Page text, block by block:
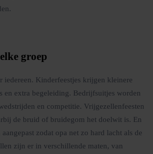
groep
iedereen. Kinderfeestjes krijgen kleinere
en extra begeleiding. Bedrijfsuitjes worden
en competitie. Vrijgezellenfeesten
de bruid of bruidegom het doelwit is. En
zodat opa net zo hard lacht als de
zijn er in verschillende maten, van